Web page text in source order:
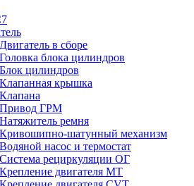
Двигатель в сборе
Головка блока цилиндров
Блок цилиндров
Клапанная крышка
Клапана
Привод ГРМ
Натяжитель ремня
Кривошипно-шатунный механизм
Водяной насос и термостат
Система рециркуляции ОГ
Крепление двигателя MT